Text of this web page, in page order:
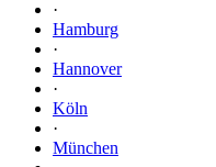
·
Hamburg
·
Hannover
·
Köln
·
München